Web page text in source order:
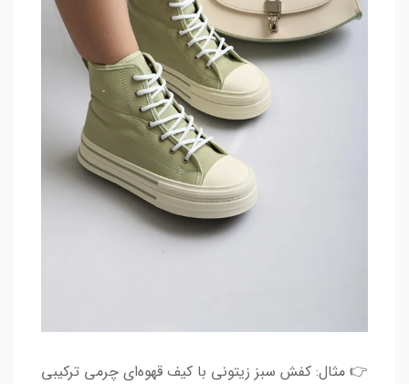
👉 مثال: کفش سبز زیتونی با کیف قهوه‌ای چرمی ترکیبی